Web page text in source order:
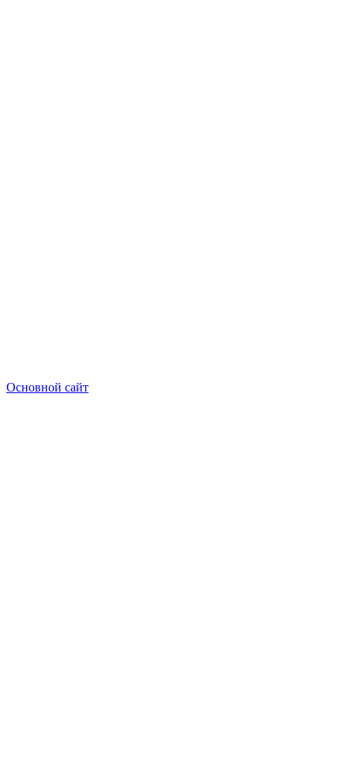
Основной сайт